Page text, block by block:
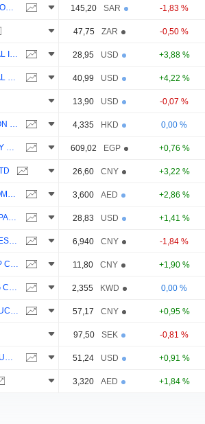
NATIONAL COMPANY FOR LEARNING AND EDUCATION 145,20 SAR -1,83 %
47,75 ZAR -0,50 %
UNIVERSAL TECHNICAL INSTITUTE, INC. 28,95 USD +3,88 %
LINCOLN EDUCATIONAL SERVICES CORPORATION 40,99 USD +4,22 %
13,90 USD -0,07 %
CHINA EAST EDUCATION HOLDINGS LIMITED 4,335 HKD 0,00 %
SUEZ CANAL COMPANY FOR TECHNOLOGY SETTLING (S.A.E) 609,02 EGP +0,76 %
26,60 CNY +3,22 %
EMIRATES DRIVING COMPANY 3,600 AED +2,86 %
PHOENIX EDUCATION PARTNERS, INC. 28,83 USD +1,41 %
GUOMAI TECHNOLOGIES, INC. 6,940 CNY -1,84 %
CHINA HI-TECH GROUP CO., LTD. 11,80 CNY +1,90 %
HUMANSOFT HOLDING COMPANY K.S.C.P. 2,355 KWD 0,00 %
SHANGHAI ACTION EDUCATION TECHNOLOGY CO.,LTD. 57,17 CNY +0,95 %
97,50 SEK -0,81 %
AMERICAN PUBLIC EDUCATION, INC. 51,24 USD +0,91 %
3,320 AED +1,84 %